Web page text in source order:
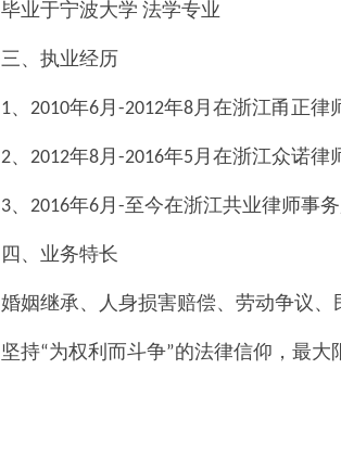
毕业于宁波大学 法学专业
三、执业经历
1、2010年6月-2012年8月在浙江甬正律
2、2012年8月-2016年5月在浙江众诺律
3、2016年6月-至今在浙江共业律师事
四、业务特长
婚姻继承、人身损害赔偿、劳动争议、
坚持“为权利而斗争”的法律信仰，最大